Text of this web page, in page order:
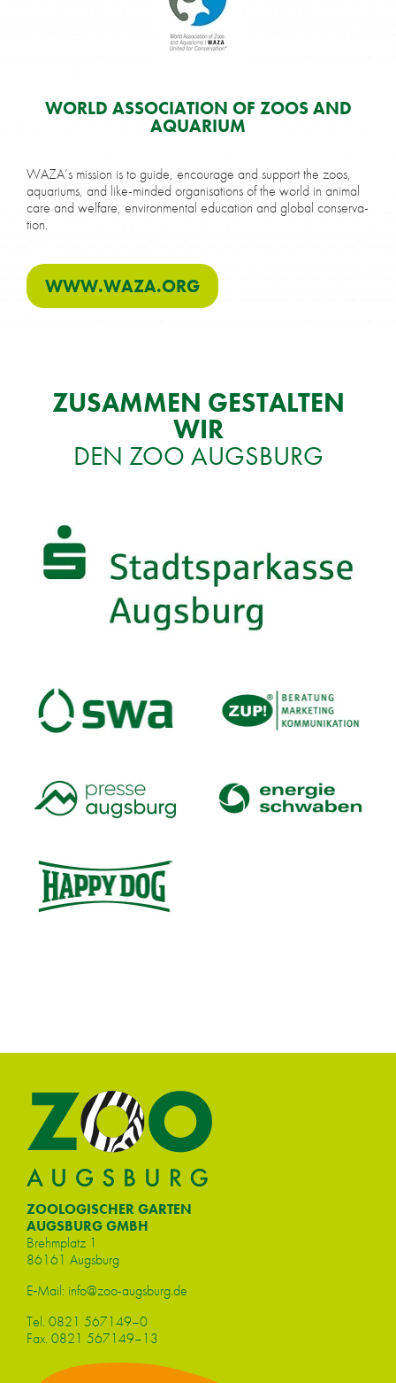
WORLD AS­SO­CIA­TI­ON OF ZOOS AND
AQUA­RI­UM
WAZA’s mis­si­on is to gui­de, en­cou­ra­ge and sup­port the zoos,
aqua­ri­ums, and like-min­ded or­ga­ni­sa­ti­ons of the world in ani­mal
care and wel­fa­re, en­vi­ron­men­tal edu­ca­ti­on and glo­bal con­ser­va­
ti­on.
WWW​.WAZA​.ORG
ZU­SAM­MEN GE­STAL­TEN
WIR
DEN ZOO AUGS­BURG
ZOOLOGISCHER GARTEN
AUGSBURG GMBH
Brehm­platz 1
86161 Augs­burg
E‑Mail: info@​zoo-​augsburg.​de
Tel. 0821 567149–0
Fax. 0821 567149–13